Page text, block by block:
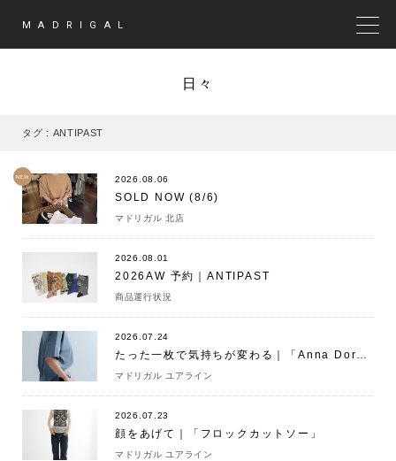
MADRIGAL
日々
タグ : ANTIPAST
NEW 2026.08.06
SOLD NOW (8/6)
マドリガル 北店
2026.08.01
2026AW 予約｜ANTIPAST
商品運行状況
2026.07.24
たった一枚で気持ちが変わる｜「Anna Dorenの愛されT」
マドリガル ユアライン
2026.07.23
顔をあげて｜「フロックカットソー」
マドリガル ユアライン